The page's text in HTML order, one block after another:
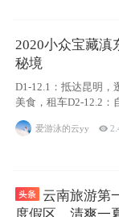
2020小众宝藏滇
秘境
D1-12.1：抵达昆明，
美食，租车D2-12.2：
爱游泳的云yy 
云南旅游第